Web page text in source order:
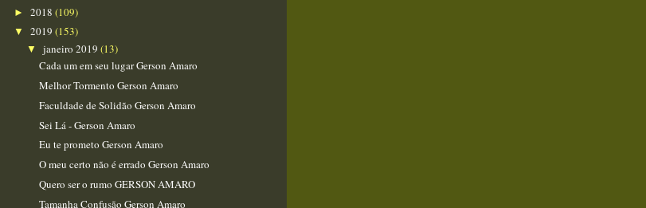
► 2018 (109)
▼ 2019 (153)
▼ janeiro 2019 (13)
Cada um em seu lugar Gerson Amaro
Melhor Tormento Gerson Amaro
Faculdade de Solidão Gerson Amaro
Sei Lá - Gerson Amaro
Eu te prometo Gerson Amaro
O meu certo não é errado Gerson Amaro
Quero ser o rumo GERSON AMARO
Tamanha Confusão Gerson Amaro